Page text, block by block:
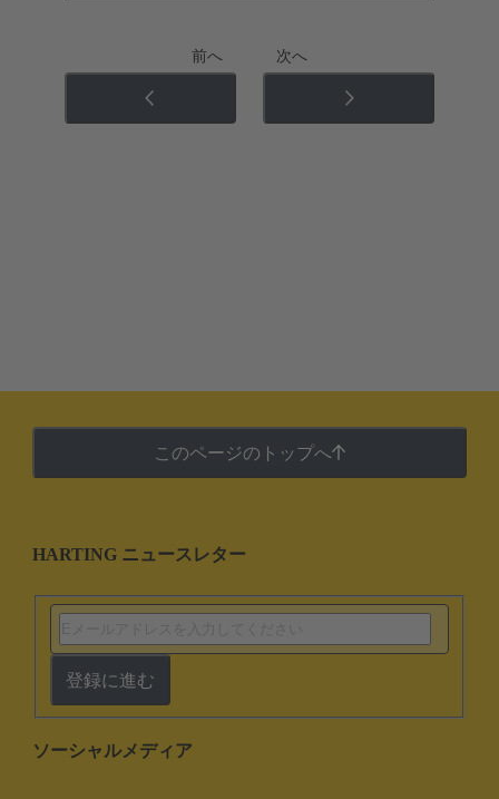
前へ 次へ
このページのトップへ
HARTING ニュースレター
登録に進む
ソーシャルメディア